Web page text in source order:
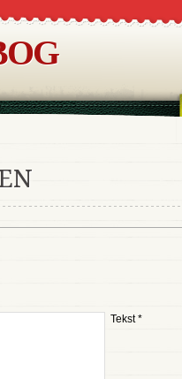
Tekst *